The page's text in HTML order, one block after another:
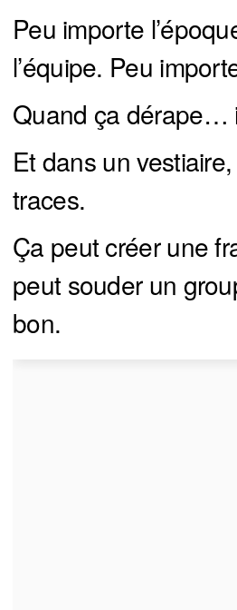
Peu importe
l’équipe. Peu
Quand ça dérape…
Et dans un
traces.
Ça peut créer une
peut souder un
bon.